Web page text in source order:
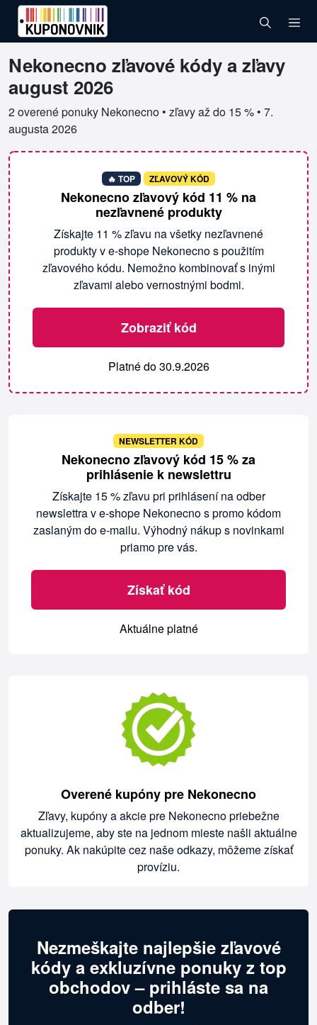
Nekonecno zľavové kódy a zľavy
august 2026
2 overené ponuky Nekonecno • zľavy až do 15 % • 7.
augusta 2026
Overené kupóny pre Nekonecno
🔥 TOP ZĽAVOVÝ KÓD
Nekonecno zľavový kód 11 % na
nezľavnené produkty
Získajte 11 % zľavu na všetky nezľavnené
produkty v e-shope Nekonecno s použitím
zľavového kódu. Nemožno kombinovať s inými
zľavami alebo vernostnými bodmi.
Zobraziť kód
Platné do 30.9.2026
NEWSLETTER KÓD
Nekonecno zľavový kód 15 % za
prihlásenie k newslettru
Získajte 15 % zľavu pri prihlásení na odber
newslettra v e-shope Nekonecno s promo kódom
zaslaným do e-mailu. Výhodný nákup s novinkami
priamo pre vás.
Získať kód
Aktuálne platné
Overené kupóny pre Nekonecno
Zľavy, kupóny a akcie pre Nekonecno priebežne
aktualizujeme, aby ste na jednom mieste našli aktuálne
ponuky. Ak nakúpite cez naše odkazy, môžeme získať
províziu.
Nezmeškajte najlepšie zľavové
kódy a exkluzívne ponuky z top
obchodov – prihláste sa na
odber!